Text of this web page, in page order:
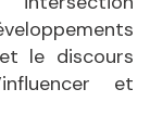
le discours
et